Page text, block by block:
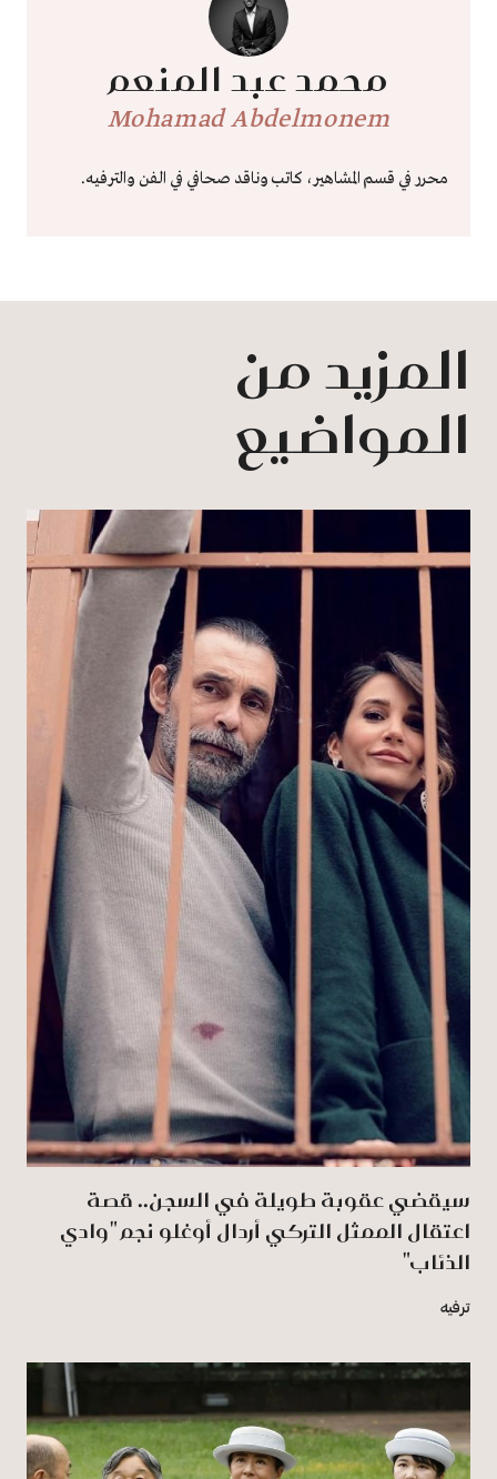
محمد عبد المنعم
Mohamad Abdelmonem
محرر في قسم المشاهير، كاتب وناقد صحافي في الفن والترفيه.
المزيد من
المواضيع
سيقضي عقوبة طويلة في السجن.. قصة
اعتقال الممثل التركي أردال أوغلو نجم "وادي
الذئاب"
ترفيه